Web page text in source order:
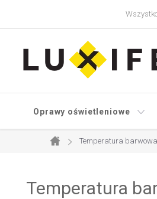
Oprawy oświetleniowe
Home
Temperatura
Temperatura